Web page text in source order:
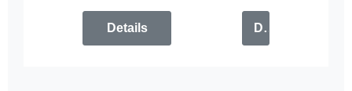
Details Details